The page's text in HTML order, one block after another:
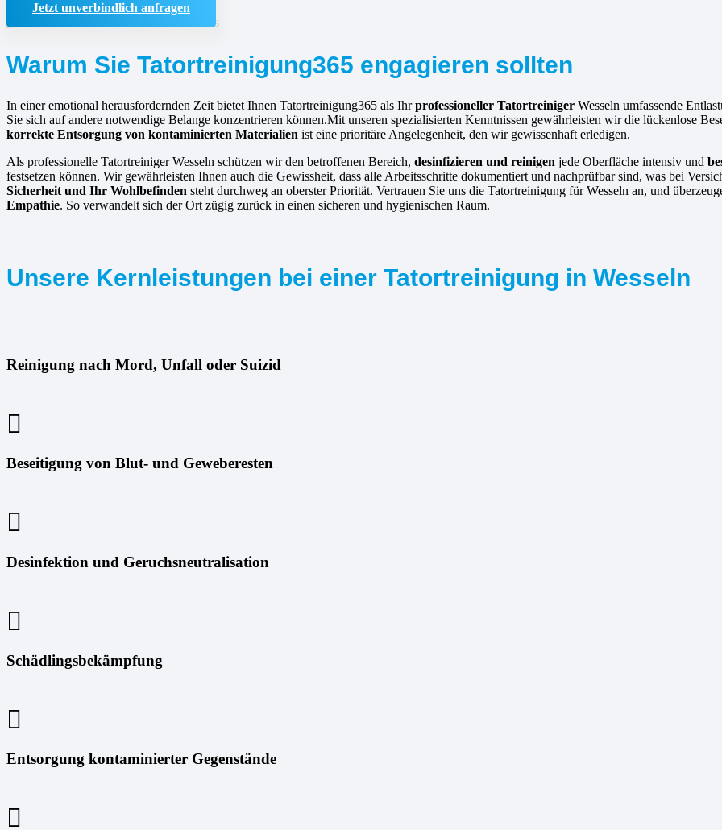
Jetzt unverbindlich anfragen
Warum Sie Tatortreinigung365 engagieren sollten
In einer emotional herausfordernden Zeit bietet Ihnen Tatortreinigung365 als Ihrprofessioneller Tatortreiniger Wesseln umfassende
Sie sich auf andere notwendige Belange konzentrieren können.Mit unseren spezialisierten Kenntnissen gewährleisten wir die lückenlose
korrekte Entsorgung von kontaminierten Materialien ist eine prioritäre Angelegenheit, den wir gewissenhaft erledigen.
Als professionelle Tatortreiniger Wesseln schützen wir den betroffenen Bereich, desinfizieren und reinigen jede Oberfläche intensiv und
festsetzen können. Wir gewährleisten Ihnen auch die Gewissheit, dass alle Arbeitsschritte dokumentiert und nachprüfbar sind, was bei
Sicherheit und Ihr Wohlbefinden steht durchweg an oberster Priorität. Vertrauen Sie uns die Tatortreinigung für Wesseln an, und
Empathie. So verwandelt sich der Ort zügig zurück in einen sicheren und hygienischen Raum.
Unsere Kernleistungen bei einer Tatortreinigung in Wesseln
Reinigung nach Mord, Unfall oder Suizid
Beseitigung von Blut- und Geweberesten
Desinfektion und Geruchsneutralisation
Schädlingsbekämpfung
Entsorgung kontaminierter Gegenstände